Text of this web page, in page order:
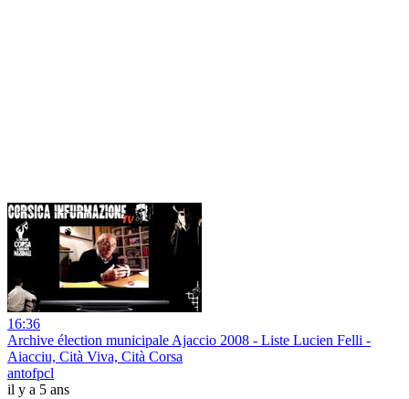
16:36
Archive élection municipale Ajaccio 2008 - Liste Lucien Felli -
Aiacciu, Cità Viva, Cità Corsa
antofpcl
il y a 5 ans